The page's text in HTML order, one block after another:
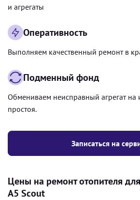
Записаться на
и агрегаты
Оперативность
Выполняем качественный ремонт в
Подменный фонд
Обмениваем неисправный агрегат
простоя.
Цены на ремонт отопителя
A5 Scout